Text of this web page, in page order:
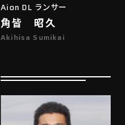
Aion DL ランサー
角皆 昭久
Akihisa Sumikai